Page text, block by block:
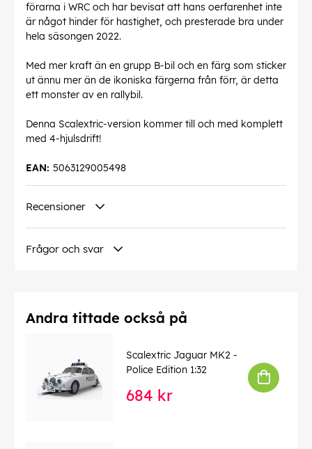
förarna i WRC och har bevisat att hans oerfarenhet inte
är något hinder för hastighet, och presterade bra under
hela säsongen 2022.
Med mer kraft än en grupp B-bil och en färg som sticker
ut ännu mer än de ikoniska färgerna från förr, är detta
ett monster av en rallybil.
Denna Scalextric-version kommer till och med komplett
med 4-hjulsdrift!
5063129005498
EAN:
Recensioner
Frågor och svar
Andra tittade också på
Scalextric Jaguar MK2 -
Police Edition 1:32
684 kr